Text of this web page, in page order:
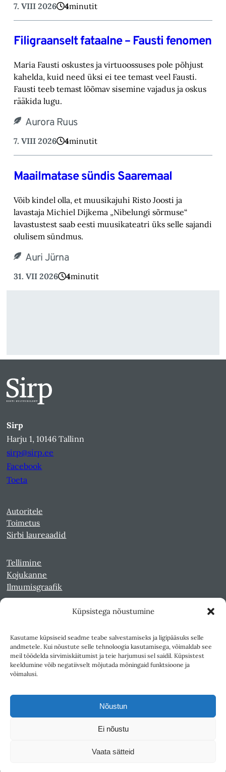
Küpsistega nõustumine
Kasutame küpsiseid seadme teabe salvestamiseks ja ligipääsuks selle
andmetele. Kui nõustute selle tehnoloogia kasutamisega, võimaldab see
meil töödelda sirvimiskäitumist ja teie harjumusi sel saidil. Küpsistest
keeldumine võib negatiivselt mõjutada mõningaid funktsioone ja
võimalusi.
Nõustun
Ei nõustu
Vaata sätteid
7. VIII 2026 4minutit
Filigraanselt fataalne – Fausti fenomen
Maria Fausti oskustes ja virtuoossuses pole põhjust
kahelda, kuid need üksi ei tee temast ‎veel Fausti.
Fausti teeb temast lõõmav sisemine vajadus ja oskus
rääkida lugu.‎
Aurora Ruus
7. VIII 2026 4minutit
Maailmatase sündis Saaremaal
Võib kindel olla, et muusikajuhi Risto Joosti ja
lavastaja Michiel Dijkema „Nibelungi sõrmuse“
lavastustest saab eesti muusikateatri üks selle sajandi
olulisem sündmus.
Auri Jürna
31. VII 2026 4minutit
Sirp
Harju 1, 10146 Tallinn
sirp@sirp.ee
Facebook
Toeta
Autoritele
Toimetus
Sirbi laureaadid
Tellimine
Kojukanne
Ilmumisgraafik
Kultuurileht 1994-1997
Reede 1989-1990
Sirp ja Vasar 1940-1989
Teksti- ja andmekaeve
Väljaandja SA Kultuurileht